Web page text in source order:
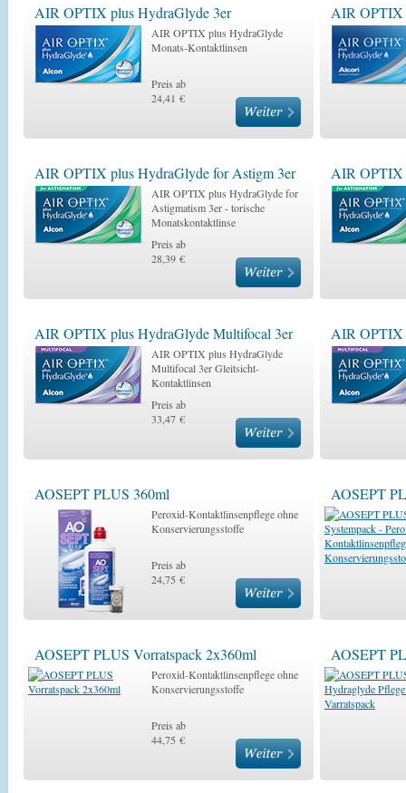
AIR OPTIX plus HydraGlyde 3er
AIR OPTIX plus HydraGlyde
Monats-Kontaktlinsen
Preis ab
24,41 €
AIR OPTIX
AIR OPTIX plus HydraGlyde for Astigm 3er
AIR OPTIX plus HydraGlyde for
Astigmatism 3er - torische
Monatskontaktlinse
Preis ab
28,39 €
AIR OPTIX
AIR OPTIX plus HydraGlyde Multifocal 3er
AIR OPTIX plus HydraGlyde
Multifocal 3er Gleitsicht-
Kontaktlinsen
Preis ab
33,47 €
AIR OPTIX
AOSEPT PLUS 360ml
Peroxid-Kontaktlinsenpflege ohne
Konservierungsstoffe
Preis ab
24,75 €
AOSEPT
AOSEPT PLUS Vorratspack 2x360ml
Peroxid-Kontaktlinsenpflege ohne
Konservierungsstoffe
Preis ab
44,75 €
AOSEPT